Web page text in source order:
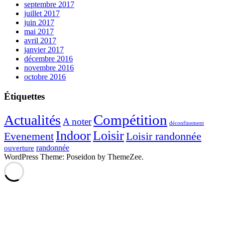
septembre 2017
juillet 2017
juin 2017
mai 2017
avril 2017
janvier 2017
décembre 2016
novembre 2016
octobre 2016
Étiquettes
Actualités A noter Compétition déconfinement
Evenement IndoorLoisirLoisir randonnée
ouverture randonnée
WordPress Theme: Poseidon by ThemeZee.